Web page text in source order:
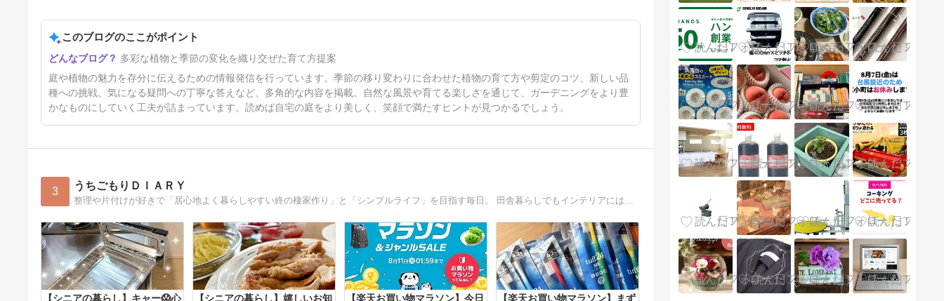
暑い日は庭仕事より妄想ガーデ
ニング クレマチスから始める
5日前
このブログのここがポイント
多彩な植物と季節の変化を織り交ぜた育て方提案
庭や植物の魅力を存分に伝えるための情報発信を行っています。季節の移り変わりに合わせた植物の育て方や剪定のコツ、新しい品
種への挑戦、気になる疑問への丁寧な答えなど、多角的な内容を掲載。自然な風景や育てる楽しさを通じて、ガーデニングをより豊
かなものにしていく工夫が詰まっています。読めば自宅の庭をより美しく、笑顔で満たすヒントが見つかるでしょう。
3 うちごもりＤＩＡＲＹ
【シニアの暮らし】キャー😱心
【シニアの暮らし】嬉しいお知
【楽天お買い物マラソン】今日
【楽天お買い物マラソン】まず